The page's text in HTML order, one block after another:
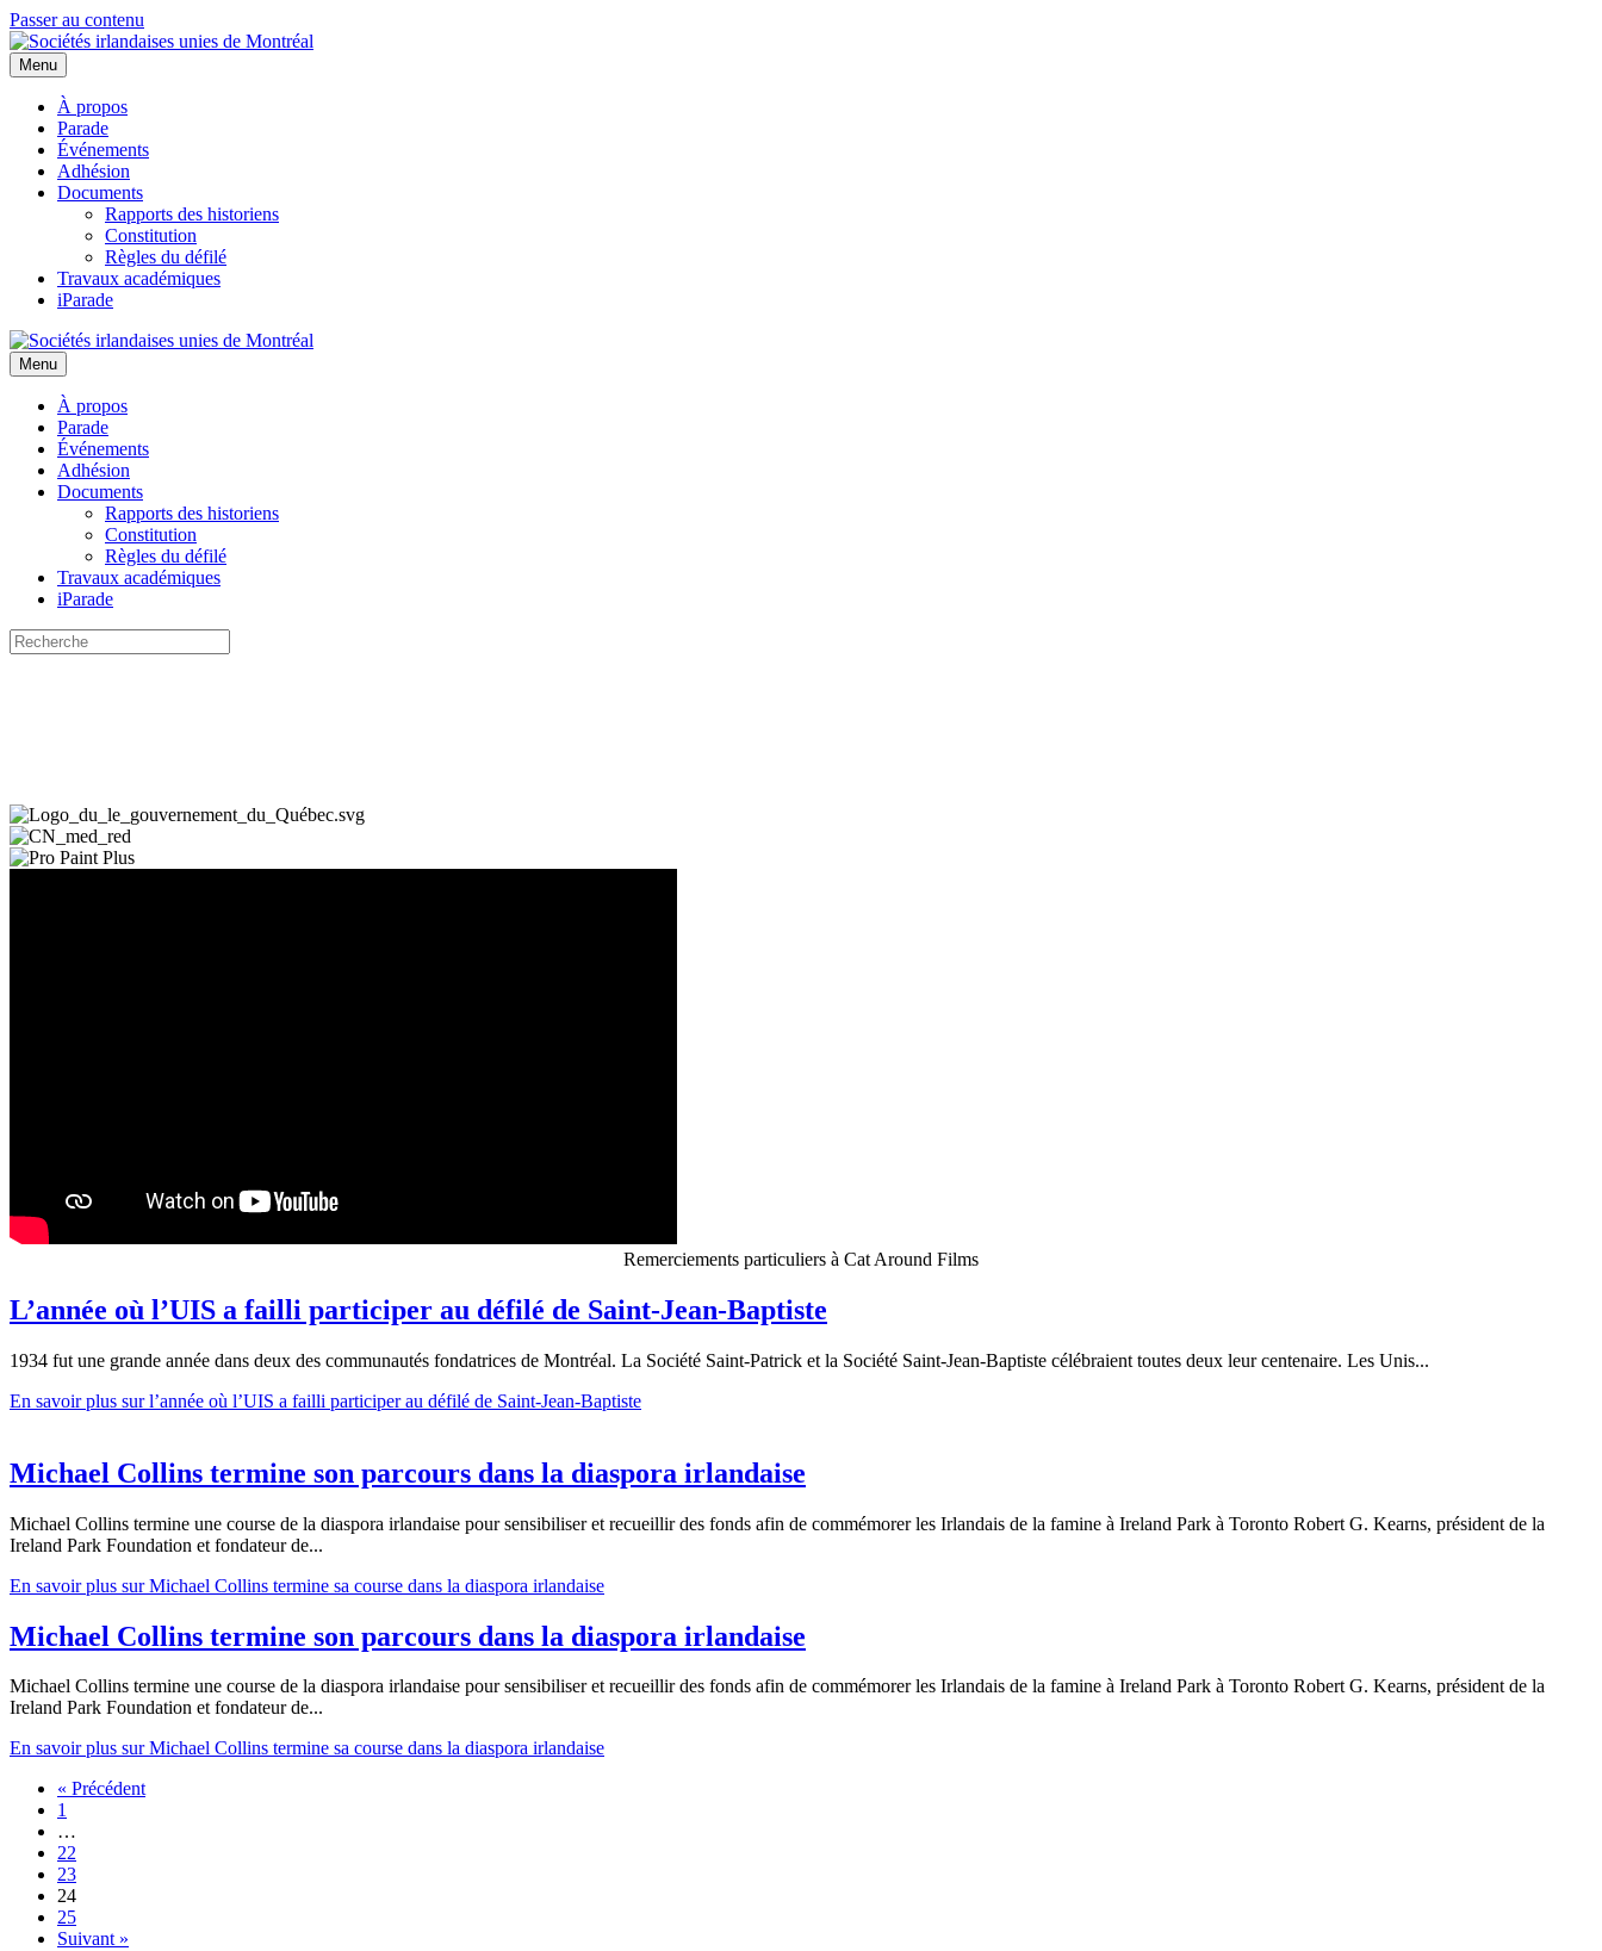
Passer au contenu
Menu
À propos
Parade
Événements
Adhésion
Documents
Rapports des historiens
Constitution
Règles du défilé
Travaux académiques
iParade
Menu
À propos
Parade
Événements
Adhésion
Documents
Rapports des historiens
Constitution
Règles du défilé
Travaux académiques
iParade
Remerciements particuliers à Cat Around Films
L’année où l’UIS a failli participer au défilé de Saint-Jean-Baptiste
1934 fut une grande année dans deux des communautés fondatrices de Montréal. La Société Saint-Patrick et la Société Saint-Jean-Baptiste célébraient toutes deux leur centenaire. Les Unis...
En savoirplus sur l’année où l’UIS a failli participer au défilé de Saint-Jean-Baptiste
Michael Collins termine son parcours dans la diaspora irlandaise
Michael Collins termine une course de la diaspora irlandaise pour sensibiliser et recueillir des fonds afin de commémorer les Irlandais de la famine à Ireland Park à Toronto Robert G. Kearns, président de la
Ireland Park Foundation et fondateur de...
En savoirplus sur Michael Collins termine sa course dans la diaspora irlandaise
Michael Collins termine son parcours dans la diaspora irlandaise
Michael Collins termine une course de la diaspora irlandaise pour sensibiliser et recueillir des fonds afin de commémorer les Irlandais de la famine à Ireland Park à Toronto Robert G. Kearns, président de la
Ireland Park Foundation et fondateur de...
En savoirplus sur Michael Collins termine sa course dans la diaspora irlandaise
« Précédent
1
…
22
23
24
25
Suivant »